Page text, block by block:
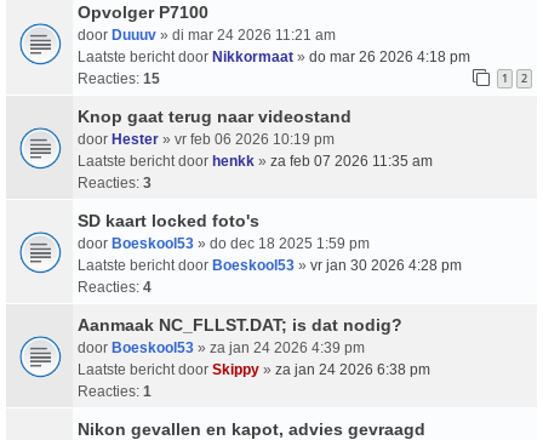
Opvolger P7100
door Duuuv » di mar 24 2026 11:21 am
Laatste bericht door Nikkormaat » do mar 26 2026 4:18 pm
Reacties: 15 1 2
Knop gaat terug naar videostand
door Hester » vr feb 06 2026 10:19 pm
Laatste bericht door henkk » za feb 07 2026 11:35 am
Reacties: 3
SD kaart locked foto's
door Boeskool53 » do dec 18 2025 1:59 pm
Laatste bericht door Boeskool53 » vr jan 30 2026 4:28 pm
Reacties: 4
Aanmaak NC_FLLST.DAT; is dat nodig?
door Boeskool53 » za jan 24 2026 4:39 pm
Laatste bericht door Skippy » za jan 24 2026 6:38 pm
Reacties: 1
Nikon gevallen en kapot, advies gevraagd